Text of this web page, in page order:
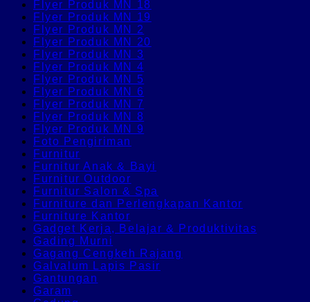
Flyer Produk MN 18
Flyer Produk MN 19
Flyer Produk MN 2
Flyer Produk MN 20
Flyer Produk MN 3
Flyer Produk MN 4
Flyer Produk MN 5
Flyer Produk MN 6
Flyer Produk MN 7
Flyer Produk MN 8
Flyer Produk MN 9
Foto Pengiriman
Furnitur
Furnitur Anak & Bayi
Furnitur Outdoor
Furnitur Salon & Spa
Furniture dan Perlengkapan Kantor
Furniture Kantor
Gadget Kerja, Belajar & Produktivitas
Gading Murni
Gagang Cengkeh Rajang
Galvalum Lapis Pasir
Gantungan
Garam